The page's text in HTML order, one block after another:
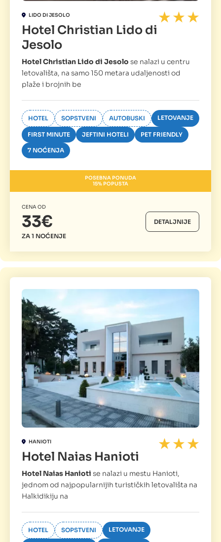
LIDO DI JESOLO
Hotel Christian Lido di
Jesolo
Hotel Christian Lido di Jesolo se nalazi u centru
letovališta, na samo 150 metara udaljenosti od
plaže i brojnih be
HOTEL SOPSTVENI AUTOBUSKI LETOVANJE
FIRST MINUTE JEFTINI HOTELI PET FRIENDLY
7 NOĆENJA
POSEBNA PONUDA
15% POPUSTA
CENA OD
33€
ZA 1 NOĆENJE
DETALJNIJE
HANIOTI
Hotel Naias Hanioti
Hotel Naias Hanioti se nalazi u mestu Hanioti,
jednom od najpopularnijih turističkih letovališta na
Halkidikiju na
HOTEL SOPSTVENI LETOVANJE